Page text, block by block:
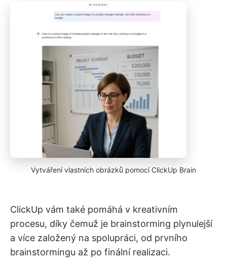
Vytváření vlastních obrázků pomocí ClickUp Brain
ClickUp vám také pomáhá v kreativním
procesu, díky čemuž je brainstorming plynulejší
a více založený na spolupráci, od prvního
brainstormingu až po finální realizaci.